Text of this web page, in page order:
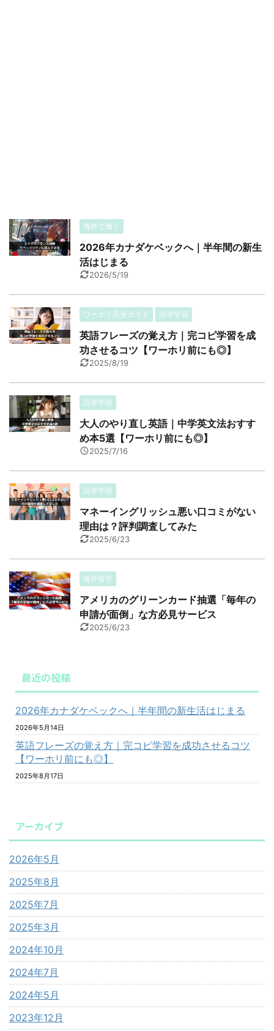
海外で働く
2026年カナダケベックへ｜半年間の新生
活はじまる
2026/5/19
ワーホリ完全ガイド 語学学習
英語フレーズの覚え方｜完コピ学習を成
功させるコツ【ワーホリ前にも◎】
2025/8/19
語学学習
大人のやり直し英語｜中学英文法おすす
め本5選【ワーホリ前にも◎】
2025/7/16
語学学習
マネーイングリッシュ悪い口コミがない
理由は？評判調査してみた
2025/6/23
海外留学
アメリカのグリーンカード抽選「毎年の
申請が面倒」な方必見サービス
2025/6/23
最近の投稿
2026年カナダケベックへ｜半年間の新生活はじまる
2026年5月14日
英語フレーズの覚え方｜完コピ学習を成功させるコツ
【ワーホリ前にも◎】
2025年8月17日
アーカイブ
2026年5月
2025年8月
2025年7月
2025年3月
2024年10月
2024年7月
2024年5月
2023年12月